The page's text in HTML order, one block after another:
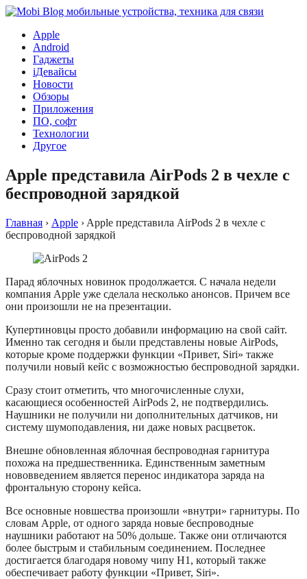
Apple
Android
Гаджеты
iДевайсы
Новости
Обзоры
Приложения
ПО, софт
Технологии
Другое
Apple представила AirPods 2 в чехле с
беспроводной зарядкой
Главная › Apple › Apple представила AirPods 2 в чехле с
беспроводной зарядкой
Парад яблочных новинок продолжается. С начала недели
компания Apple уже сделала несколько анонсов. Причем все
они произошли не на презентации.
Купертиновцы просто добавили информацию на свой сайт.
Именно так сегодня и были представлены новые AirPods,
которые кроме поддержки функции «Привет, Siri» также
получили новый кейс с возможностью беспроводной зарядки.
Сразу стоит отметить, что многочисленные слухи,
касающиеся особенностей AirPods 2, не подтвердились.
Наушники не получили ни дополнительных датчиков, ни
систему шумоподавления, ни даже новых расцветок.
Внешне обновленная яблочная беспроводная гарнитура
похожа на предшественника. Единственным заметным
нововведением является перенос индикатора заряда на
фронтальную сторону кейса.
Все основные новшества произошли «внутри» гарнитуры. По
словам Apple, от одного заряда новые беспроводные
наушники работают на 50% дольше. Также они отличаются
более быстрым и стабильным соединением. Последнее
достигается благодаря новому чипу H1, который также
обеспечивает работу функции «Привет, Siri».